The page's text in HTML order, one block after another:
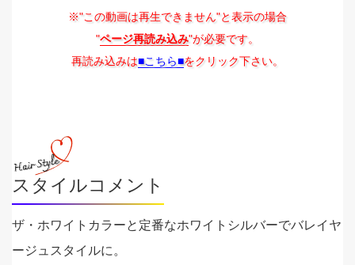
※"この動画は再生できません"と表示の場合
"ページ再読み込み"が必要です。
再読み込みは■こちら■をクリック下さい。
スタイルコメント
ザ・ホワイトカラーと定番なホワイトシルバーでバレイヤ
ージュスタイルに。